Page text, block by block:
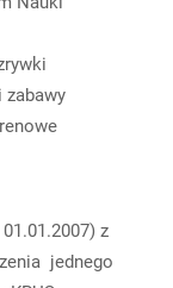
zabawy
z
jednego